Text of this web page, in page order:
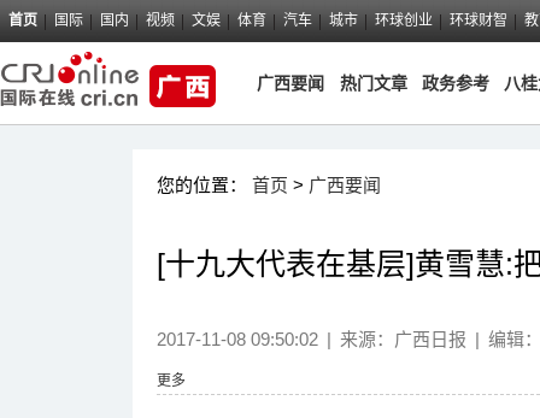
首页 国际 国内 视频 文娱 体育 汽车 城市 环球创业 环球财智
广西要闻 热门文章 政务参考 八
您的位置： 首页 > 广西要闻
[十九大代表在基层]黄雪慧:
2017-11-08 09:50:02 | 来源： 广西日报 | 编辑
更多